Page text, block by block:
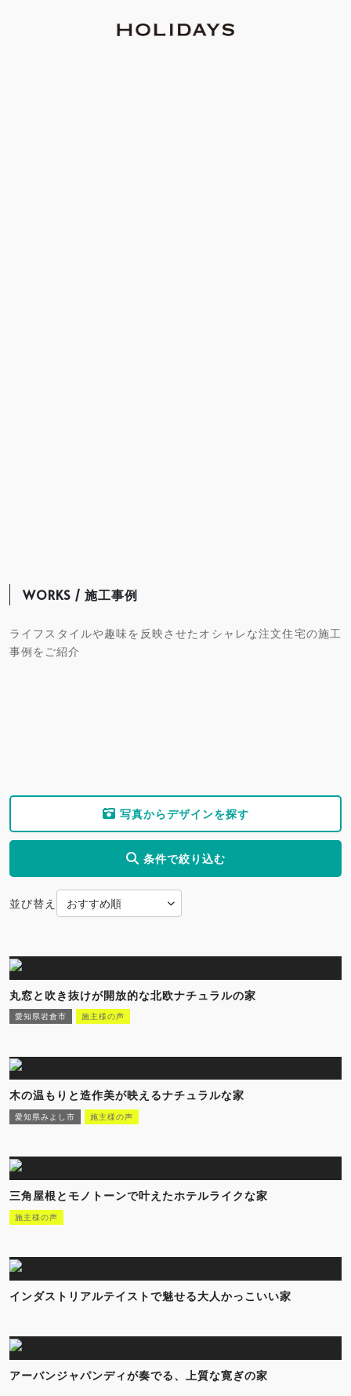
WORKS / 施工事例
ライフスタイルや趣味を反映させたオシャレな注文住宅の施工
事例をご紹介
写真からデザインを探す
条件で絞り込む
並び替え
丸窓と吹き抜けが開放的な北欧ナチュラルの家
愛知県岩倉市 施主様の声
木の温もりと造作美が映えるナチュラルな家
愛知県みよし市 施主様の声
三角屋根とモノトーンで叶えたホテルライクな家
施主様の声
インダストリアルテイストで魅せる大人かっこいい家
アーバンジャパンディが奏でる、上質な寛ぎの家